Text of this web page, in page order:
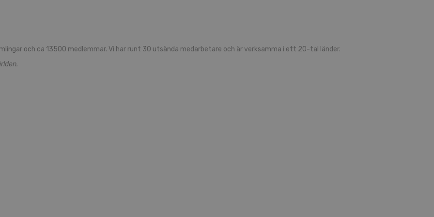
och ca 13500 med­lem­mar. Vi har runt 30 ut­sän­da med­ar­be­ta­re och är verk­sam­ma i ett 20-tal län­der.